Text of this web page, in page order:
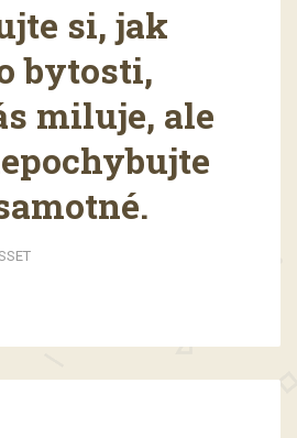
si, jak
bytosti,
miluje, ale